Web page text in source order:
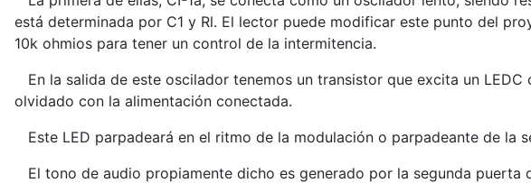
está determinada por C1 y Rl. El lector puede modificar este punto del
10k ohmios para tener un control de la intermitencia.
En la salida de este oscilador tenemos un transistor que excita un
olvidado con la alimentación conectada.
Este LED parpadeará en el ritmo de la modulación o parpadeante de la
El tono de audio propiamente dicho es generado por la segunda